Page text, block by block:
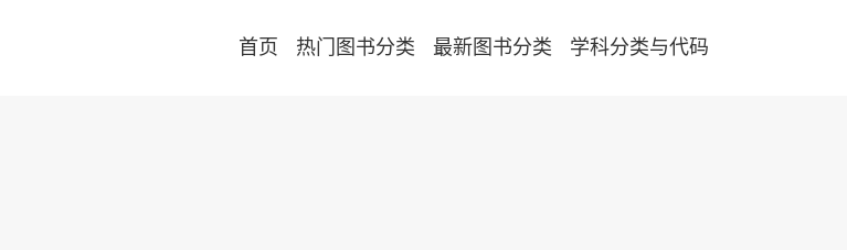
首页 热门图书分类 最新图书分类 学科分类与代码